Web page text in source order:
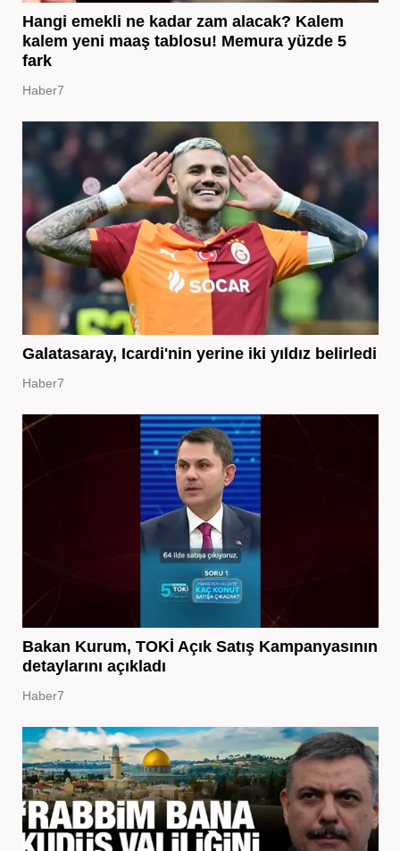
Hangi emekli ne kadar zam alacak? Kalem
kalem yeni maaş tablosu! Memura yüzde 5
fark
Haber7
Galatasaray, Icardi'nin yerine iki yıldız belirledi
Haber7
Bakan Kurum, TOKİ Açık Satış Kampanyasının
detaylarını açıkladı
Haber7